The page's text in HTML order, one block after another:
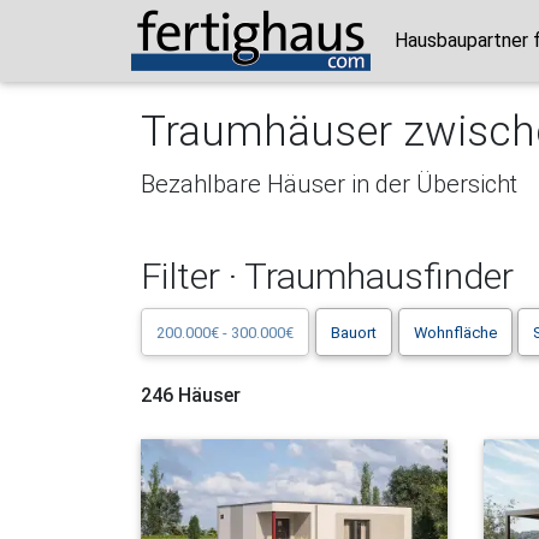
Hausbaupartner
Traumhäuser
Bezahlbare Häuser in der Übersicht
Filter · Traumhausfinder
200.000€ - 300.000€ Bauort Wohnfläche
246 Häuser